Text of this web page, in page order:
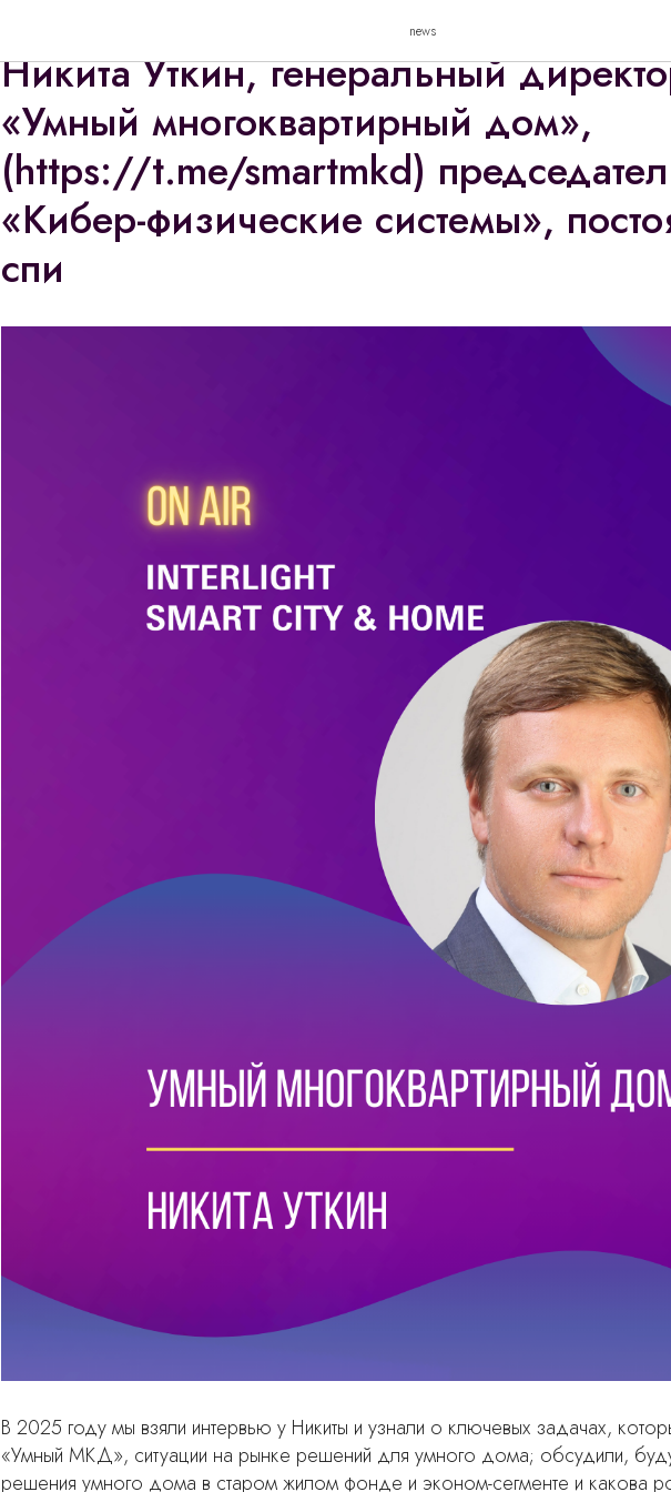
news
В студии Interlight | Smart City &
Никита Уткин, генеральный
«Умный многоквартирный дом»,
(https://t.me/smartmkd)
«Кибер-физические системы»,
спи
В 2025 году мы взяли интервью у Никиты и узнали о ключевых задачах,
«Умный МКД», ситуации на рынке решений для умного дома; обсудили,
решения умного дома в старом жилом фонде и эконом-сегменте и какова